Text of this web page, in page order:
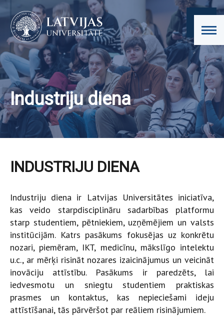
Industriju diena
INDUSTRIJU DIENA
Industriju diena ir Latvijas Universitātes iniciatīva,
kas veido starpdisciplināru sadarbības platformu
starp studentiem, pētniekiem, uzņēmējiem un valsts
institūcijām. Katrs pasākums fokusējas uz konkrētu
nozari, piemēram, IKT, medicīnu, mākslīgo intelektu
u.c., ar mērķi risināt nozares izaicinājumus un veicināt
inovāciju attīstību. Pasākums ir paredzēts, lai
iedvesmotu un sniegtu studentiem praktiskas
prasmes un kontaktus, kas nepieciešami ideju
attīstīšanai, tās pārvēršot par reāliem risinājumiem.